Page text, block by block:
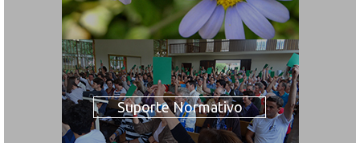
Suporte Normativo